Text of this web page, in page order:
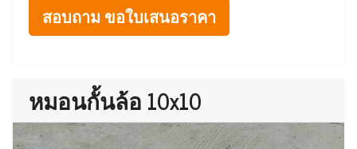
สอบถาม ขอใบเสนอราคา
หมอนกั้นล้อ 10x10